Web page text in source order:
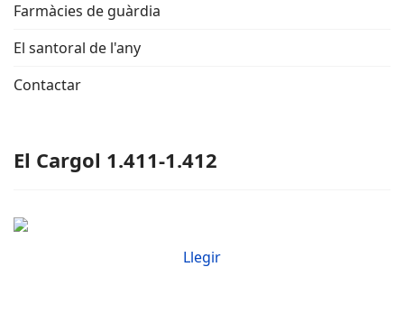
Farmàcies de guàrdia
El santoral de l'any
Contactar
El Cargol 1.411-1.412
Llegir